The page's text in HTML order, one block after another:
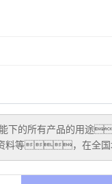
下的所有产品的用途
等，在全国